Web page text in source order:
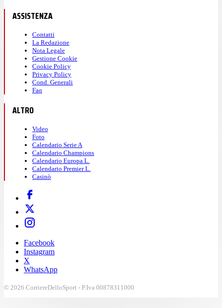
ASSISTENZA
Contatti
La Redazione
Nota Legale
Gestione Cookie
Cookie Policy
Privacy Policy
Cond. Generali
Faq
ALTRO
Video
Foto
Calendario Serie A
Calendario Champions
Calendario Europa L.
Calendario Premier L.
Casinò
Facebook
Instagram
X
WhatsApp
© 2026 CorriereDelloSport - P.Iva 00878311000